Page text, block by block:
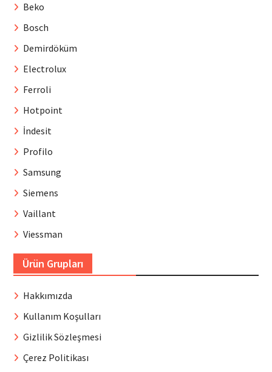
Beko
Bosch
Demirdöküm
Electrolux
Ferroli
Hotpoint
İndesit
Profilo
Samsung
Siemens
Vaillant
Viessman
Ürün Grupları
Hakkımızda
Kullanım Koşulları
Gizlilik Sözleşmesi
Çerez Politikası